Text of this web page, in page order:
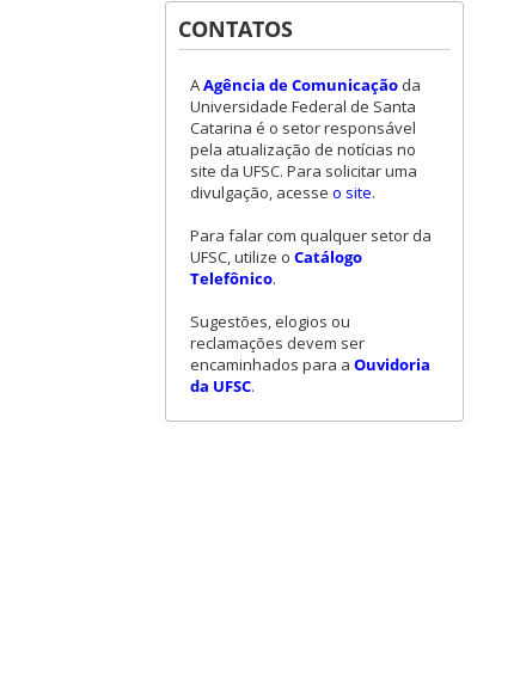
CONTATOS
AAgência de Comunicação da
Universidade Federal de Santa
Catarina é o setor responsável
pela atualização de notícias no
site da UFSC. Para solicitar uma
divulgação, acesse o site.
Para falar com qualquer setor da
UFSC, utilize o Catálogo
Telefônico.
Sugestões, elogios ou
reclamações devem ser
encaminhados para a Ouvidoria
da UFSC.